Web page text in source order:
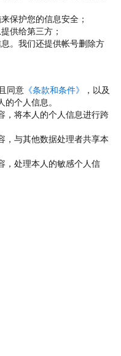
保护您的信息安全；
供给第三方；
。我们还提供帐号删除方
同意 《条款和条件》
，以及
的个人信息。
，将本人的个人信息进行跨
，与其他数据处理者共享本
，处理本人的敏感个人信